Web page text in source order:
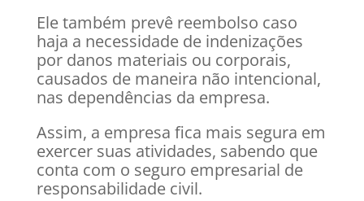
Ele também prevê reembolso caso
haja a necessidade de indenizações
por danos materiais ou corporais,
causados de maneira não intencional,
nas dependências da empresa.
Assim, a empresa fica mais segura em
exercer suas atividades, sabendo que
conta com o seguro empresarial de
responsabilidade civil.